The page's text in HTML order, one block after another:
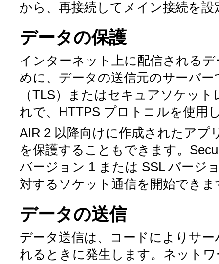
から、再接続してメイン接続を設
データの保護
インターネット上に配信される
めに、データの送信元のサーバ
（TLS）またはセキュアソケッ
れで、HTTPS プロトコルを使用
AIR 2 以降向けに作成されたアプ
を保護することもできます。
バージョン 1 または SSL バージ
対するソケット通信を開始できま
データの送信
データ送信は、コードによりサ
れるときに発生します。ネット